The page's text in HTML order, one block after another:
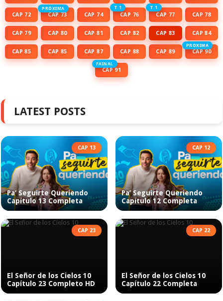
CAP 72
PRÓXIMA
CAP 73 CAP 74
T 1
CAP 76
T 1
CAP 77 CAP 78
CAP 79 CAP 80 CAP 81 CAP 82 CAP 83 CAP 84
CAP 85 CAP 85 CAP 87 CAP 88 CAP 89
PROXIMA
CAP 90
FAINAL
CAP 91
LATEST POSTS
CAP 13
Pa’ Seguirte Queriendo
Capítulo 13 Completa
CAP 12
Pa’ Seguirte Queriendo
Capítulo 12 Completa
CAP 23
El Señor de los Cielos 10
Capítulo 23 Completo HD
CAP 22
El Señor de los Cielos 10
Capítulo 22 Completa